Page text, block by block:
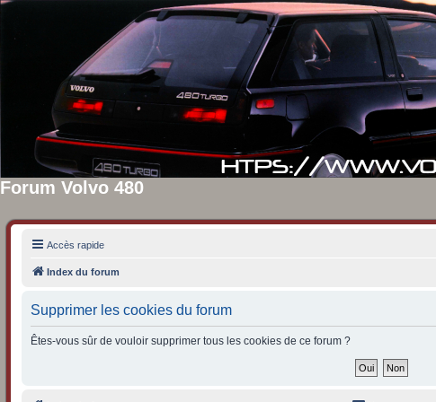
Forum Volvo 480
Accès rapide
Index du forum
Supprimer les cookies du forum
Êtes-vous sûr de vouloir supprimer tous les cookies de ce forum ?